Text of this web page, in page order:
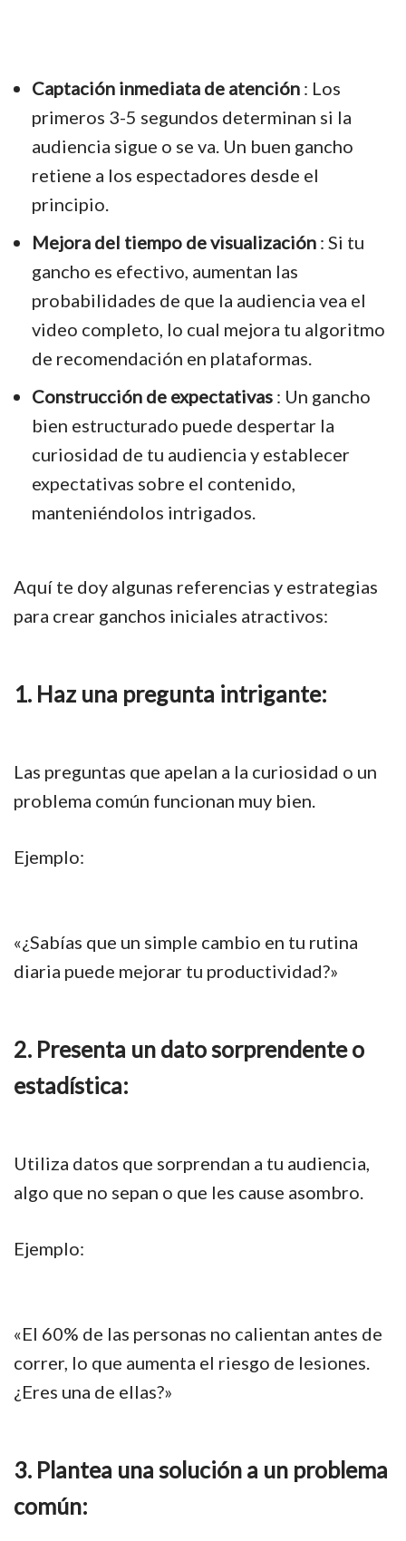
Captación inmediata de atención : Los
primeros 3-5 segundos determinan si la
audiencia sigue o se va. Un buen gancho
retiene a los espectadores desde el
principio.
Mejora del tiempo de visualización : Si tu
gancho es efectivo, aumentan las
probabilidades de que la audiencia vea el
video completo, lo cual mejora tu algoritmo
de recomendación en plataformas.
Construcción de expectativas : Un gancho
bien estructurado puede despertar la
curiosidad de tu audiencia y establecer
expectativas sobre el contenido,
manteniéndolos intrigados.
Aquí te doy algunas referencias y estrategias
para crear ganchos iniciales atractivos:
1. Haz una pregunta intrigante:
Las preguntas que apelan a la curiosidad o un
problema común funcionan muy bien.
Ejemplo:
«¿Sabías que un simple cambio en tu rutina
diaria puede mejorar tu productividad?»
2. Presenta un dato sorprendente o
estadística:
Utiliza datos que sorprendan a tu audiencia,
algo que no sepan o que les cause asombro.
Ejemplo:
«El 60% de las personas no calientan antes de
correr, lo que aumenta el riesgo de lesiones.
¿Eres una de ellas?»
3. Plantea una solución a un problema
común: